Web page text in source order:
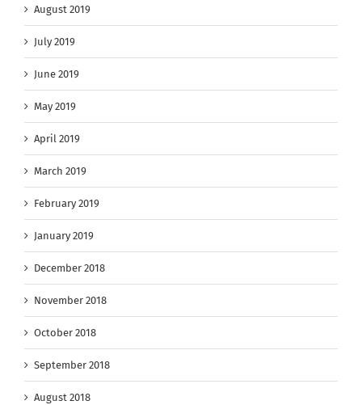
August 2019
July 2019
June 2019
May 2019
April 2019
March 2019
February 2019
January 2019
December 2018
November 2018
October 2018
September 2018
August 2018